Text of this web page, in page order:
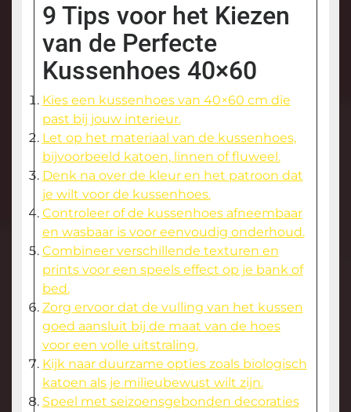
9 Tips voor het Kiezen
van de Perfecte
Kussenhoes 40×60
Kies een kussenhoes van 40×60 cm die
past bij jouw interieur.
Let op het materiaal van de kussenhoes,
bijvoorbeeld katoen, linnen of fluweel.
Denk na over de kleur en het patroon dat
je wilt voor de kussenhoes.
Controleer of de kussenhoes afneembaar
en wasbaar is voor eenvoudig onderhoud.
Combineer verschillende texturen en
prints voor een speels effect op je bank of
bed.
Zorg ervoor dat de vulling van het kussen
goed aansluit bij de maat van de hoes
voor een volle uitstraling.
Kijk naar duurzame opties zoals biologisch
katoen als je milieubewust wilt zijn.
Speel met seizoensgebonden decoraties